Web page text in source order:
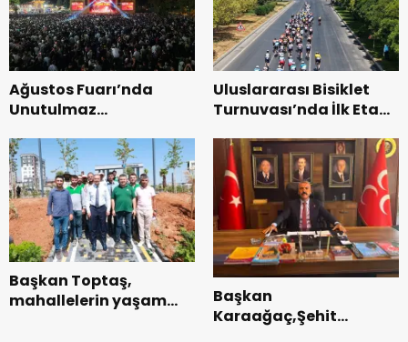
Ağustos Fuarı’nda
Unutulmaz
Uluslararası Bisiklet
Turnuvası’nda İlk Etap
Tamamlandı.
Başkan Toptaş,
mahallelerin yaşam
Başkan
Karaağaç,Şehit